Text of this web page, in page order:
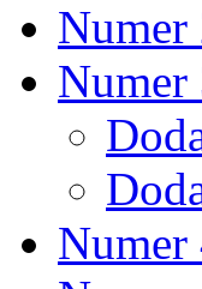
Numer
Numer
Numer